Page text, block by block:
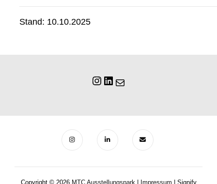
Stand: 10.10.2025
Copyright © 2026 MTC Ausstellungspark Impressum Signify